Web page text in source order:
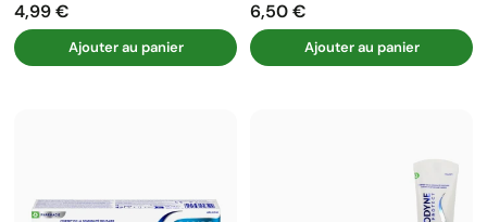
Prix
4,99 €
Ajouter au panier
Prix
6,50 €
Ajouter au panier